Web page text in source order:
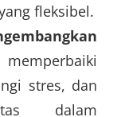
fleksibel.
stres, dan
dalam